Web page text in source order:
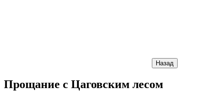
Назад
Прощание с Цаговским лесом